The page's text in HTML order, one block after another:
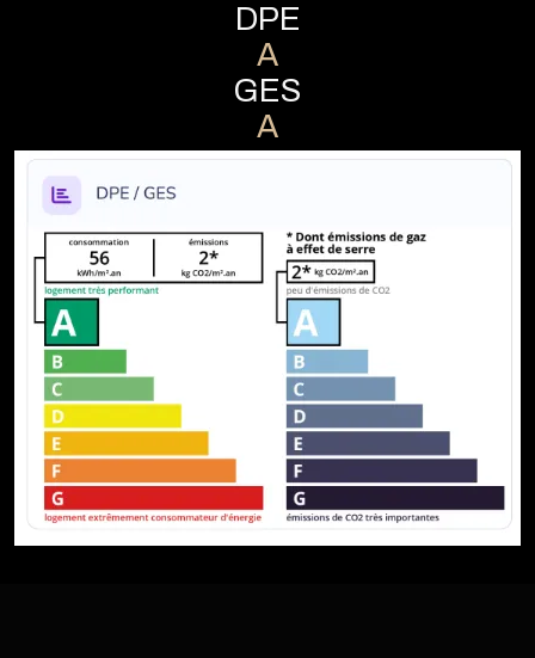
DPE
A
GES
A